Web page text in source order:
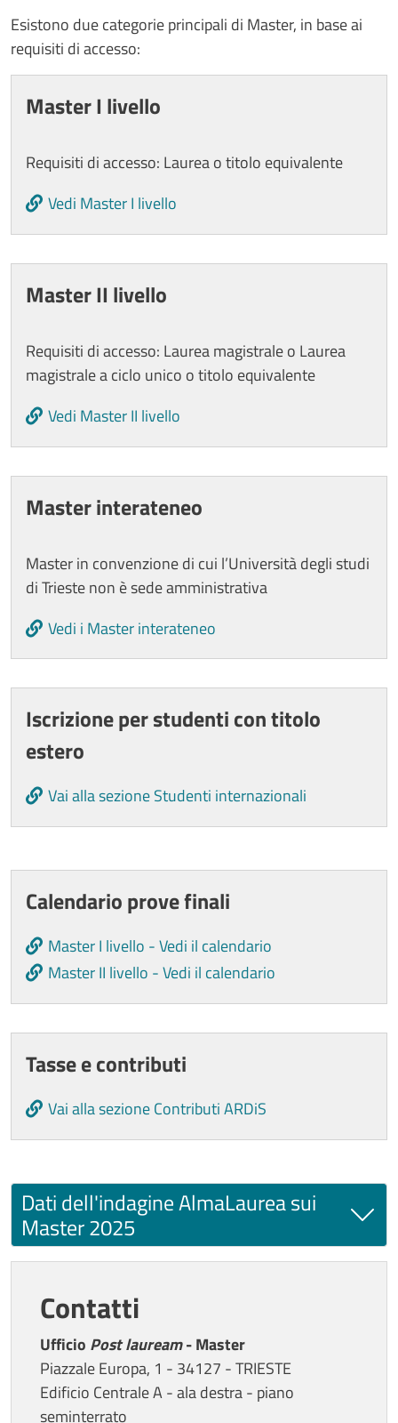
Esistono due categorie principali di Master, in base ai
requisiti di accesso:
Master I livello
Requisiti di accesso: Laurea o titolo equivalente
Vedi Master I livello
Master II livello
Requisiti di accesso: Laurea magistrale o Laurea
magistrale a ciclo unico o titolo equivalente
Vedi Master II livello
Master interateneo
Master in convenzione di cui l’Università degli studi
di Trieste non è sede amministrativa
Vedi i Master interateneo
Iscrizione per studenti con titolo
estero
Vai alla sezione Studenti internazionali
Calendario prove finali
Master I livello - Vedi il calendario
Master II livello - Vedi il calendario
Tasse e contributi
Vai alla sezione Contributi ARDiS
Dati dell'indagine AlmaLaurea sui
Master 2025
Contatti
Ufficio Post lauream- Master
Piazzale Europa, 1 - 34127 - TRIESTE
Edificio Centrale A - ala destra - piano
seminterrato